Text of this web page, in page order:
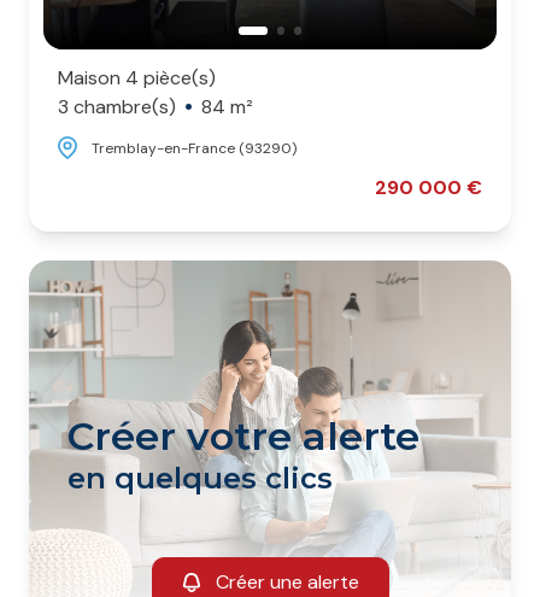
Maison 4 pièce(s)
3 chambre(s)
84 m²
Tremblay-en-France (93290)
290 000 €
Créer votre alerte
en quelques clics
Créer une alerte